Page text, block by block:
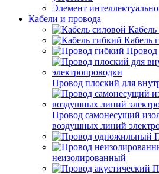
Элемент
Кабели и провода
Кабель
Кабель
Провод
Провод плоский для
Провод самонесущий
воздушных линий
неизолированный